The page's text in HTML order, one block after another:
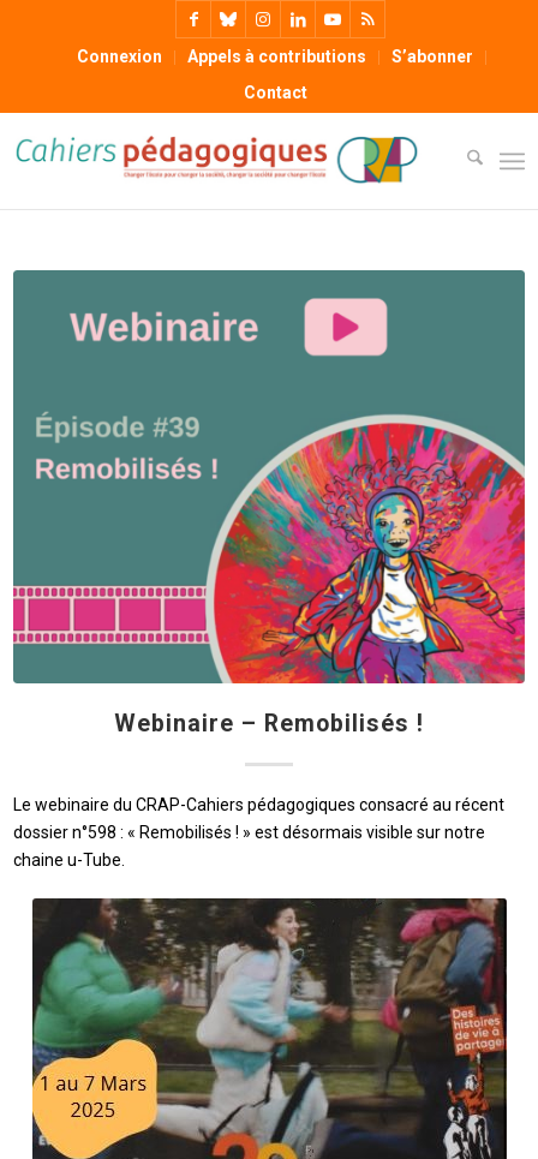
Connexion Appels à contributions
S’abonner
Contact
Webinaire – Remobilisés !
Le webinaire du CRAP-Cahiers pédagogiques consacré au récent
dossier n°598 : « Remobilisés ! » est désormais visible sur notre
chaine u-Tube.